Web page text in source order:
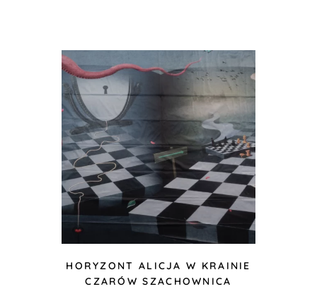
HORYZONT ALICJA W KRAINIE
CZARÓW SZACHOWNICA